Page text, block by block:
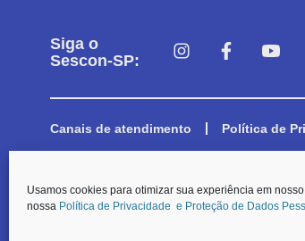
Usamos cookies para otimizar sua experiência em
nossa Política de Privacidade e Proteção de Dados
Siga o
Sescon-SP:
Canais de atendimento Política de
© O Sescon-SP e a Aescon-SP informam que, em
a coleta dos dados pessoais dispostos nos